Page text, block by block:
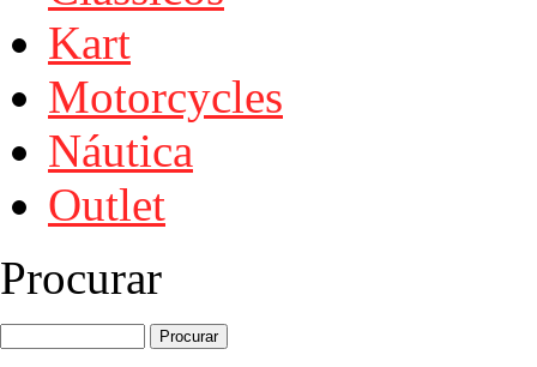
Kart
Motorcycles
Náutica
Outlet
Procurar